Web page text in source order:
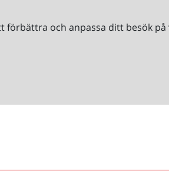
och anpassa ditt besök